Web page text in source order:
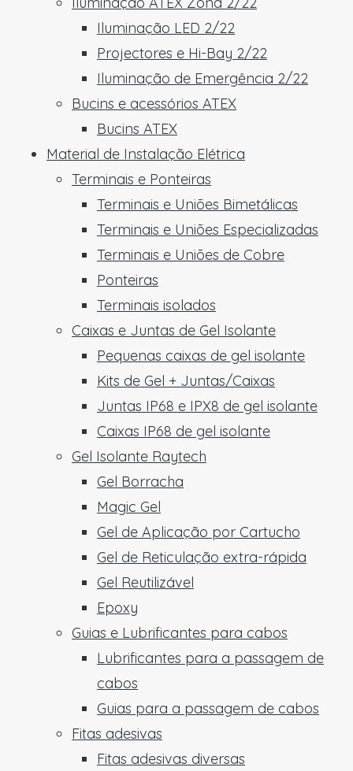
Iluminação LED 2/22
Projectores e Hi-Bay 2/22
Iluminação de Emergência 2/22
Bucins e acessórios ATEX
Bucins ATEX
Material de Instalação Elétrica
Terminais e Ponteiras
Terminais e Uniões Bimetálicas
Terminais e Uniões Especializadas
Terminais e Uniões de Cobre
Ponteiras
Terminais isolados
Caixas e Juntas de Gel Isolante
Pequenas caixas de gel isolante
Kits de Gel + Juntas/Caixas
Juntas IP68 e IPX8 de gel isolante
Caixas IP68 de gel isolante
Gel Isolante Raytech
Gel Borracha
Magic Gel
Gel de Aplicação por Cartucho
Gel de Reticulação extra-rápida
Gel Reutilizável
Epoxy
Guias e Lubrificantes para cabos
Lubrificantes para a passagem de
cabos
Guias para a passagem de cabos
Fitas adesivas
Fitas adesivas diversas